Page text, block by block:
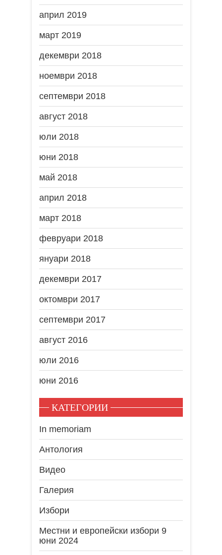
април 2019
март 2019
декември 2018
ноември 2018
септември 2018
август 2018
юли 2018
юни 2018
май 2018
април 2018
март 2018
февруари 2018
януари 2018
декември 2017
октомври 2017
септември 2017
август 2016
юли 2016
юни 2016
КАТЕГОРИИ
In memoriam
Антология
Видео
Галерия
Избори
Местни и европейски избори 9
юни 2024